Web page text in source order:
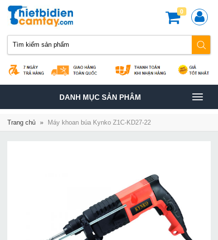
0
TOGGLE
NAVIGATION
DANH MỤC SẢN PHÂM
Trang chủ » Máy khoan búa Kynko Z1C-KD27-22